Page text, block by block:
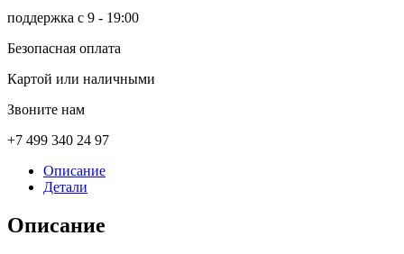
поддержка с 9 - 19:00
Безопасная оплата
Картой или наличными
Звоните нам
+7 499 340 24 97
Описание
Детали
Описание